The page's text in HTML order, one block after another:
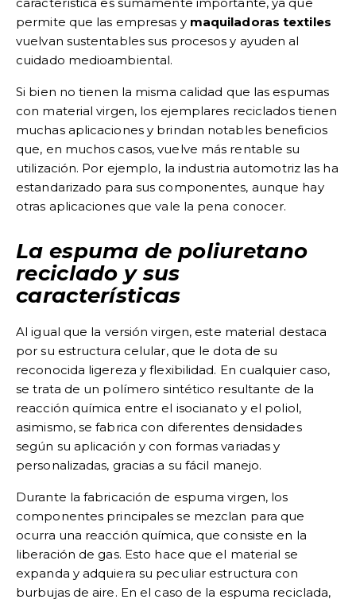
permite que las empresas y maquiladoras textiles
vuelvan sustentables sus procesos y ayuden al
cuidado medioambiental.
Si bien no tienen la misma calidad que las espumas
con material virgen, los ejemplares reciclados tienen
muchas aplicaciones y brindan notables beneficios
que, en muchos casos, vuelve más rentable su
utilización. Por ejemplo, la industria automotriz las ha
estandarizado para sus componentes, aunque hay
otras aplicaciones que vale la pena conocer.
La espuma de poliuretano
reciclado y sus
características
Al igual que la versión virgen, este material destaca
por su estructura celular, que le dota de su
reconocida ligereza y flexibilidad. En cualquier caso,
se trata de un polímero sintético resultante de la
reacción química entre el isocianato y el poliol,
asimismo, se fabrica con diferentes densidades
según su aplicación y con formas variadas y
personalizadas, gracias a su fácil manejo.
Durante la fabricación de espuma virgen, los
componentes principales se mezclan para que
ocurra una reacción química, que consiste en la
liberación de gas. Esto hace que el material se
expanda y adquiera su peculiar estructura con
burbujas de aire. En el caso de la espuma reciclada,